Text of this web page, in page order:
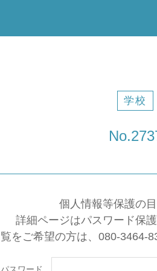
学校
個人情報等保護の目
詳細ページはパスワード保
をご希望の方は、080-3464-